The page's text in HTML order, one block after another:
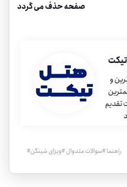
صفحه حذف می گردد
و
تقدیم
# راهنما#سوالات متدوال#ویزای شینگن